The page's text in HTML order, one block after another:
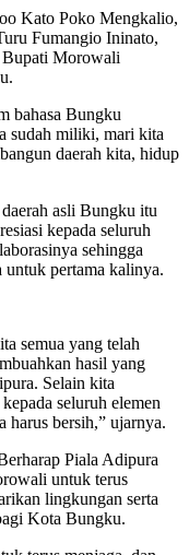
Kato Poko Mengkalio,
Fumangio Ininato,
Bupati Morowali
bahasa Bungku
sudah miliki, mari kita
daerah kita, hidup
asli Bungku itu
kepada seluruh
sehingga
pertama kalinya.
semua yang telah
hasil yang
Selain kita
seluruh elemen
harus bersih,” ujarnya.
Piala Adipura
untuk terus
lingkungan serta
Kota Bungku.